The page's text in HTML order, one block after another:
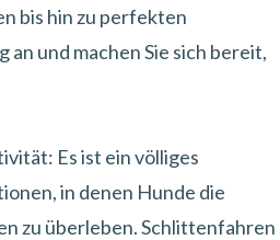
bis hin zu perfekten
und machen Sie sich bereit,
Es ist ein völliges
in denen Hunde die
zu überleben. Schlittenfahren